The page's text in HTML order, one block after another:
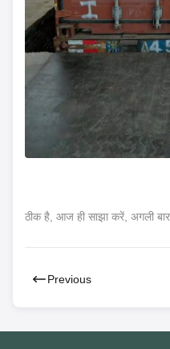
ठीक है, आज ही साझा करें, अगली
Previous